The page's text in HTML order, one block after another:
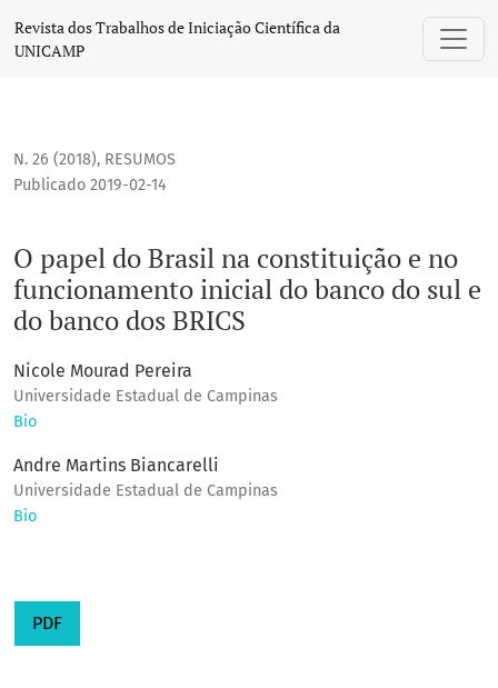
O papel do Brasil na constituição e no funcionamento
Revista dos Trabalhos de Iniciação Científica da
UNICAMP
N. 26 (2018), RESUMOS
O papel do Brasil na constituição e no
funcionamento inicial do banco do sul e
do banco dos BRICS
Publicado 2019-02-14
Nicole Mourad Pereira
Universidade Estadual de Campinas
Bio
Andre Martins Biancarelli
Universidade Estadual de Campinas
Bio
PDF